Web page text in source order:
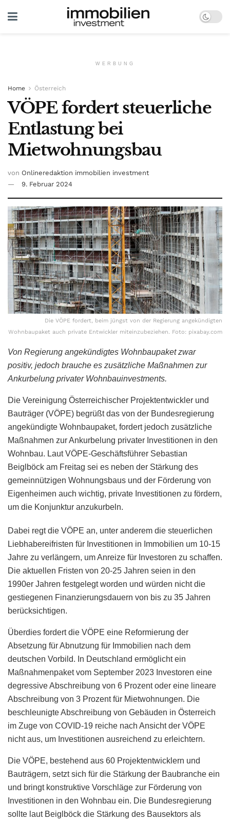
WERBUNG
Home Österreich
VÖPE fordert steuerliche
Entlastung bei
Mietwohnungsbau
von Onlineredaktion immobilien investment
9. Februar 2024
Die VÖPE fordert, beim jüngst von der Regierung angekündigten
Wohnbaupaket auch private Entwickler miteinzubeziehen. Foto: pixabay.com
Von Regierung angekündigtes Wohnbaupaket zwar
positiv, jedoch brauche es zusätzliche Maßnahmen zur
Ankurbelung privater Wohnbauinvestments.
Die Vereinigung Österreichischer Projektentwickler und
Bauträger (VÖPE) begrüßt das von der Bundesregierung
angekündigte Wohnbaupaket, fordert jedoch zusätzliche
Maßnahmen zur Ankurbelung privater Investitionen in den
Wohnbau. Laut VÖPE-Geschäftsführer Sebastian
Beiglböck am Freitag sei es neben der Stärkung des
gemeinnützigen Wohnungsbaus und der Förderung von
Eigenheimen auch wichtig, private Investitionen zu fördern,
um die Konjunktur anzukurbeln.
Dabei regt die VÖPE an, unter anderem die steuerlichen
Liebhabereifristen für Investitionen in Immobilien um 10-15
Jahre zu verlängern, um Anreize für Investoren zu schaffen.
Die aktuellen Fristen von 20-25 Jahren seien in den
1990er Jahren festgelegt worden und würden nicht die
gestiegenen Finanzierungsdauern von bis zu 35 Jahren
berücksichtigen.
Überdies fordert die VÖPE eine Reformierung der
Absetzung für Abnutzung für Immobilien nach dem
deutschen Vorbild. In Deutschland ermöglicht ein
Maßnahmenpaket vom September 2023 Investoren eine
degressive Abschreibung von 6 Prozent oder eine lineare
Abschreibung von 3 Prozent für Mietwohnungen. Die
beschleunigte Abschreibung von Gebäuden in Österreich
im Zuge von COVID-19 reiche nach Ansicht der VÖPE
nicht aus, um Investitionen ausreichend zu erleichtern.
Die VÖPE, bestehend aus 60 Projektentwicklern und
Bauträgern, setzt sich für die Stärkung der Baubranche ein
und bringt konstruktive Vorschläge zur Förderung von
Investitionen in den Wohnbau ein. Die Bundesregierung
sollte laut Beiglböck die Stärkung des Bausektors als